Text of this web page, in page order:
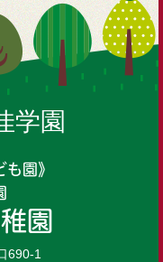
学園
園》
園
690-1